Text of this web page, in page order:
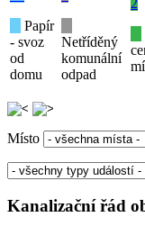
Papír
- svoz
od
domu
Netříděný
komunální
odpad
Místo
Kanalizační řád